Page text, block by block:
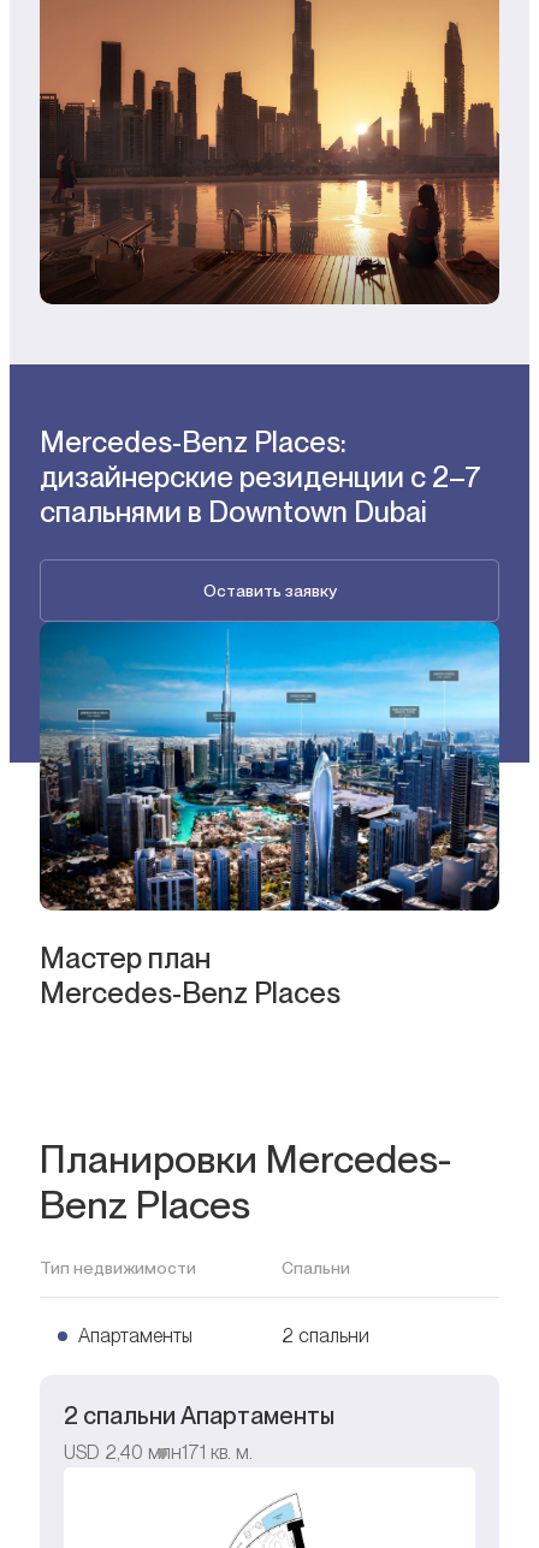
Mercedes-Benz Places:
дизайнерские резиденции с 2–7
спальнями в Downtown Dubai
Оставить заявку
Мастер план
Mercedes-Benz Places
Планировки Mercedes-
Benz Places
Тип недвижимости Спальни
Апартаменты 2 спальни
2 спальни Апартаменты
USD 2,40 млн171 кв. м.